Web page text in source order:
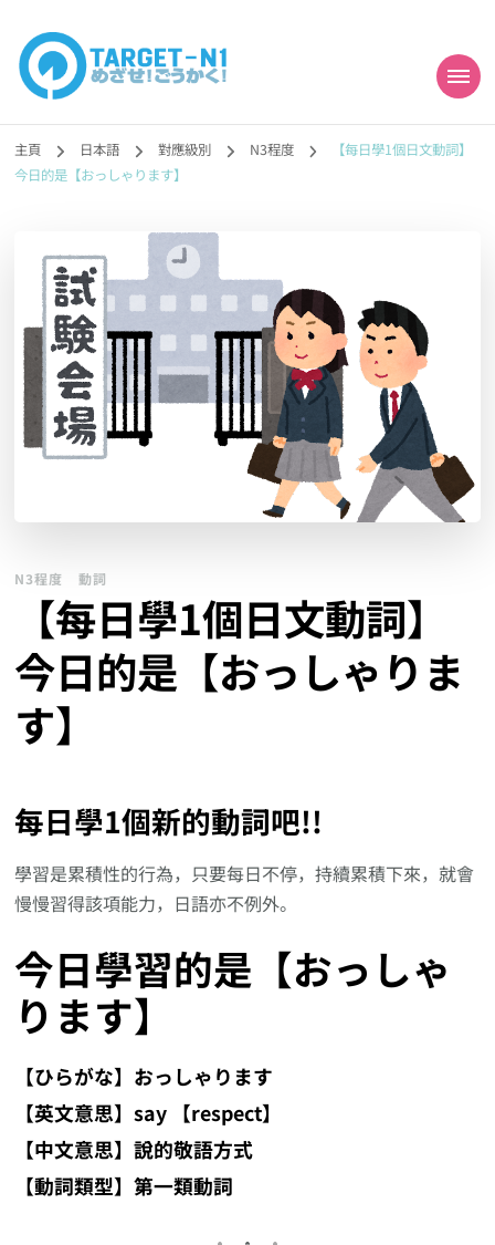
目標!!日本語能力試
N1合格
勉強コンテンツも追加予定!!】
主頁 日本語 對應級別 N3程度
【每日學1個日文動詞】
今日的是【おっしゃります】
N3程度 動詞
【每日學1個日文動詞】
今日的是【おっしゃりま
す】
每日學1個新的動詞吧!!
學習是累積性的行為，只要每日不停，持續累積下來，就會
慢慢習得該項能力，日語亦不例外。
今日學習的是【おっしゃ
ります】
【ひらがな】おっしゃります
【英文意思】say 【respect】
【中文意思】說的敬語方式
【動詞類型】第一類動詞